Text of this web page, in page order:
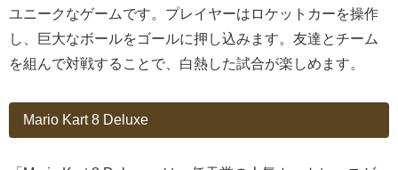
ユニークなゲームです。プレイヤーはロケットカーを操作
し、巨大なボールをゴールに押し込みます。友達とチーム
を組んで対戦することで、白熱した試合が楽しめます。
Mario Kart 8 Deluxe